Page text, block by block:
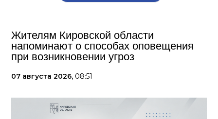
Жителям Кировской области
напоминают о способах оповещения
при возникновении угроз
07 августа 2026, 08:51